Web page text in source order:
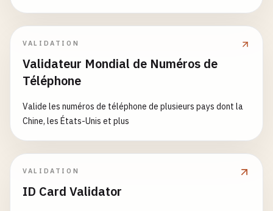
puis émet des variables CSS propres, un thème.extend
Tailwind, un tokens.json Style Dictionary ou des variables
tokens de design Figma/CSS/Tailwind sans recopier chaque
valeur à la main.
VALIDATION
Validateur Mondial de Numéros de
Téléphone
Valide les numéros de téléphone de plusieurs pays dont la
Chine, les États-Unis et plus
VALIDATION
ID Card Validator